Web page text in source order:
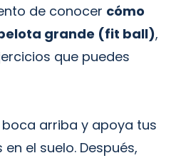
de conocer cómo
grande (fit ball),
que puedes
arriba y apoya tus
el suelo. Después,